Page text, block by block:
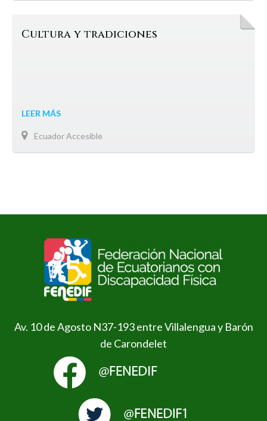
Cultura y tradiciones
LEER MÁS
Ecuador Accesible
Av. 10 de Agosto N37-193 entre Villalengua y Barón
de Carondelet